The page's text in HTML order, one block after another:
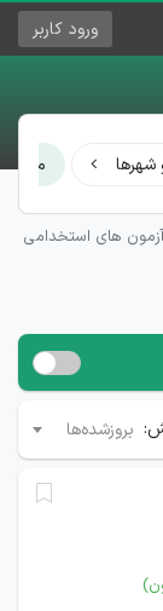
ورود کاربر
شهرها
های استخدامی
بروزشده‌ها